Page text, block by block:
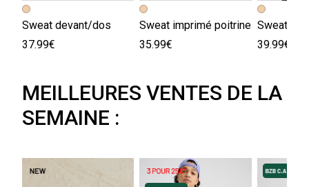
Sweat devant/dos
37.99€
Sweat imprimé poitrine
35.99€
39.99€
MEILLEURES VENTES DE LA
SEMAINE :